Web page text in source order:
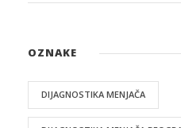
OZNAKE
DIJAGNOSTIKA MENJAČA